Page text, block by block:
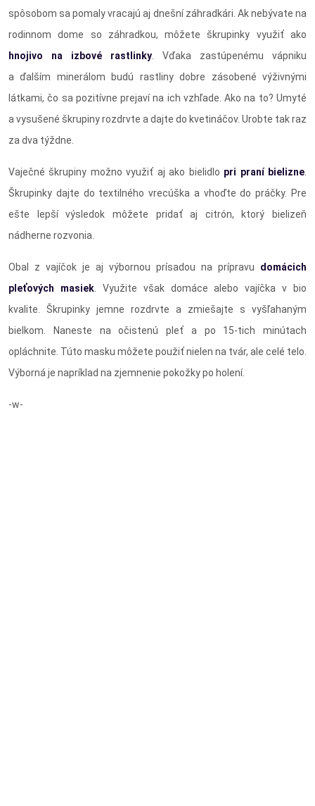
spôsobom sa pomaly vracajú aj dnešní záhradkári. Ak nebývate na
rodinnom dome so záhradkou, môžete škrupinky využiť ako
hnojivo na izbové rastlinky . Vďaka zastúpenému vápniku
a ďalším minerálom budú rastliny dobre zásobené výživnými
látkami, čo sa pozitívne prejaví na ich vzhľade. Ako na to? Umyté
a vysušené škrupiny rozdrvte a dajte do kvetináčov. Urobte tak raz
za dva týždne.
Vaječné škrupiny možno využiť aj ako bielidlo pri praní bielizne
Škrupinky dajte do textilného vrecúška a vhoďte do práčky. Pre
ešte lepší výsledok môžete pridať aj citrón, ktorý bielizeň
nádherne rozvonia.
Obal z vajíčok je aj výbornou prísadou na prípravu domácich
pleťových masiek. Využite však domáce alebo vajíčka v bio
kvalite. Škrupinky jemne rozdrvte a zmiešajte s vyšľahaným
bielkom. Naneste na očistenú pleť a po 15-tich minútach
opláchnite. Túto masku môžete použiť nielen na tvár, ale celé telo.
Výborná je napríklad na zjemnenie pokožky po holení.
-w-